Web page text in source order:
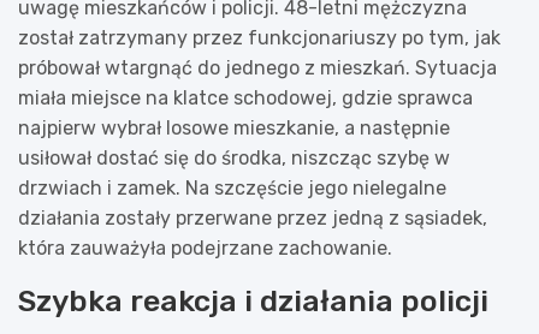
uwagę mieszkańców i policji. 48-letni mężczyzna
został zatrzymany przez funkcjonariuszy po tym, jak
próbował wtargnąć do jednego z mieszkań. Sytuacja
miała miejsce na klatce schodowej, gdzie sprawca
najpierw wybrał losowe mieszkanie, a następnie
usiłował dostać się do środka, niszcząc szybę w
drzwiach i zamek. Na szczęście jego nielegalne
działania zostały przerwane przez jedną z sąsiadek,
która zauważyła podejrzane zachowanie.
Szybka reakcja i działania policji